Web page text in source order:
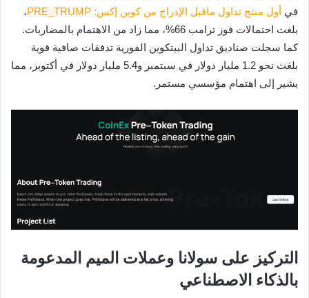
في أول منتج تداول ماقبل الإدراج من كوين إكس: PRE_TRUMP
،
بلغت احتمالات فوز ترامب 66%، مما زاد من الاهتمام بالمضاربات.
كما سجلت صناديق تداول البيتكوين الفورية تدفقات صافية قوية
بلغت نحو 1.2 مليار دولار في سبتمبر و5.4 مليار دولار في أكتوبر، مما
يشير إلى اهتمام مؤسسي مستمر.
التركيز على سولانا وعملات الميم المدعومة
بالذكاء الاصطناعي